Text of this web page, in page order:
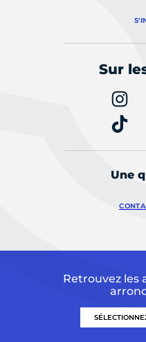
Sur
Une
Retrouvez les